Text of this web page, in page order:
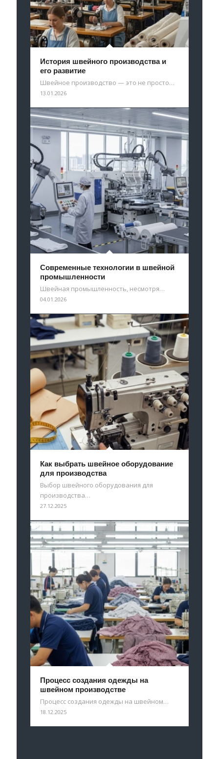
История швейного производства и
его развитие
Швейное производство — это не просто…
13.01.2026
Современные технологии в швейной
промышленности
Швейная промышленность, несмотря…
04.01.2026
Как выбрать швейное оборудование
для производства
Выбор швейного оборудования для
производства…
27.12.2025
Процесс создания одежды на
швейном производстве
Процесс создания одежды на швейном…
18.12.2025